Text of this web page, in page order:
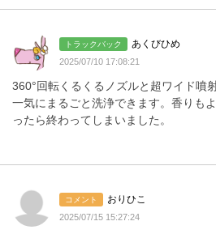
トラックバック あくびひめ
2025/07/10 17:08:21
360°回転くるくるノズルと超ワイド噴
一気にまるごと洗浄できます。香りも
ったら終わってしまいました。
コメント おりひこ
2025/07/15 15:27:24